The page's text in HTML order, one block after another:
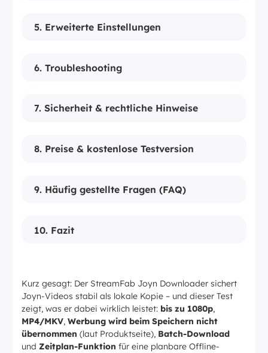
5. Erweiterte Einstellungen
6. Troubleshooting
7. Sicherheit & rechtliche Hinweise
8. Preise & kostenlose Testversion
9. Häufig gestellte Fragen (FAQ)
10. Fazit
Kurz gesagt: Der StreamFab Joyn Downloader sichert
Joyn-Videos stabil als lokale Kopie – und dieser Test
zeigt, was er dabei wirklich leistet: bis zu 1080p,
MP4/MKV,Werbung wird beim Speichern nicht
übernommen (laut Produktseite), Batch-Download
undZeitplan-Funktion für eine planbare Offline-